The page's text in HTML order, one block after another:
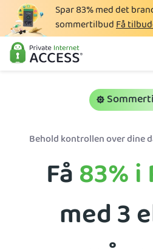
Spar83%med det
sommertilbudFå
Hvad er en VPN
Download en VPN
VPN-server
Behold kontrollen over dine
Få83%i
med 3